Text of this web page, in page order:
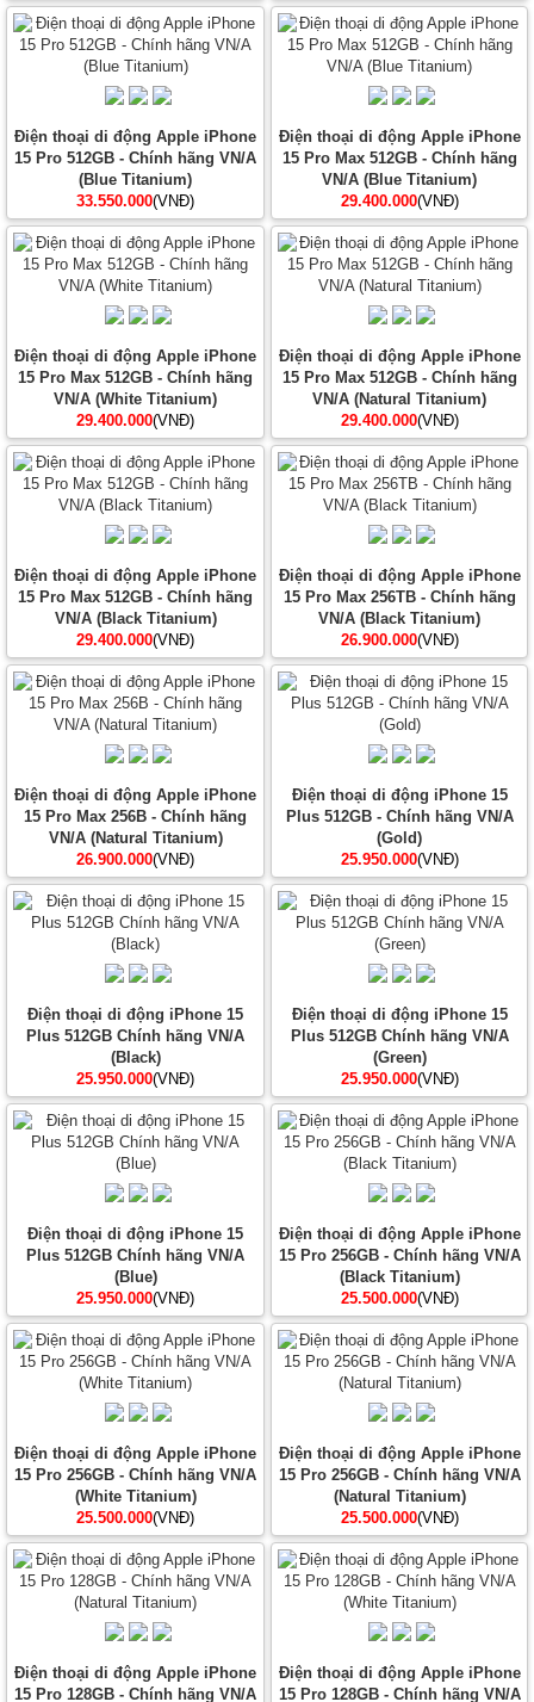
Điện thoại di động Apple iPhone
15 Pro 512GB - Chính hãng VN/A
(Blue Titanium)
33.550.000(VNĐ)
Điện thoại di động Apple iPhone
15 Pro Max 512GB - Chính hãng
VN/A (Blue Titanium)
29.400.000(VNĐ)
Điện thoại di động Apple iPhone
15 Pro Max 512GB - Chính hãng
VN/A (White Titanium)
29.400.000(VNĐ)
Điện thoại di động Apple iPhone
15 Pro Max 512GB - Chính hãng
VN/A (Natural Titanium)
29.400.000(VNĐ)
Điện thoại di động Apple iPhone
15 Pro Max 512GB - Chính hãng
VN/A (Black Titanium)
29.400.000(VNĐ)
Điện thoại di động Apple iPhone
15 Pro Max 256TB - Chính hãng
VN/A (Black Titanium)
26.900.000(VNĐ)
Điện thoại di động Apple iPhone
15 Pro Max 256B - Chính hãng
VN/A (Natural Titanium)
26.900.000(VNĐ)
Điện thoại di động iPhone 15
Plus 512GB - Chính hãng VN/A
(Gold)
25.950.000(VNĐ)
Điện thoại di động iPhone 15
Plus 512GB Chính hãng VN/A
(Black)
25.950.000(VNĐ)
Điện thoại di động iPhone 15
Plus 512GB Chính hãng VN/A
(Green)
25.950.000(VNĐ)
Điện thoại di động iPhone 15
Plus 512GB Chính hãng VN/A
(Blue)
25.950.000(VNĐ)
Điện thoại di động Apple iPhone
15 Pro 256GB - Chính hãng VN/A
(Black Titanium)
25.500.000(VNĐ)
Điện thoại di động Apple iPhone
15 Pro 256GB - Chính hãng VN/A
(White Titanium)
25.500.000(VNĐ)
Điện thoại di động Apple iPhone
15 Pro 256GB - Chính hãng VN/A
(Natural Titanium)
25.500.000(VNĐ)
Điện thoại di động Apple iPhone
15 Pro 128GB - Chính hãng VN/A
Điện thoại di động Apple iPhone
15 Pro 128GB - Chính hãng VN/A